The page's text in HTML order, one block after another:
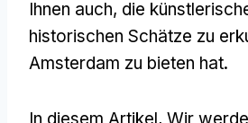
Ihnen auch, die
historischen Schätze zu
Amsterdam zu bieten hat.
In diesem Artikel, Wir